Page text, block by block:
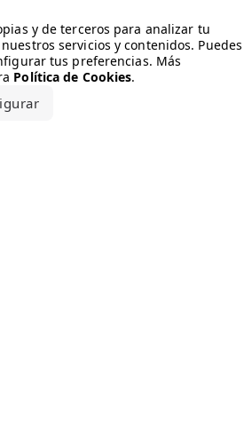
y de terceros para analizar tu
servicios y contenidos. Puedes
tus preferencias. Más
Política de Cookies.
the brand